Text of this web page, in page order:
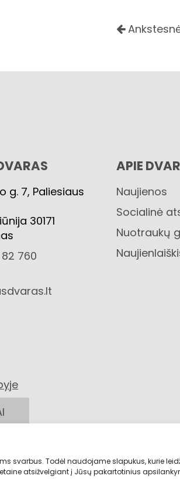
svarbus. Todėl naudojame slapukus, kurie
atsižvelgiant į Jūsų pakartotinius
g. 7, Paliesiaus
30171
760
APIE
Naujienos
Socialinė
Nuotraukų